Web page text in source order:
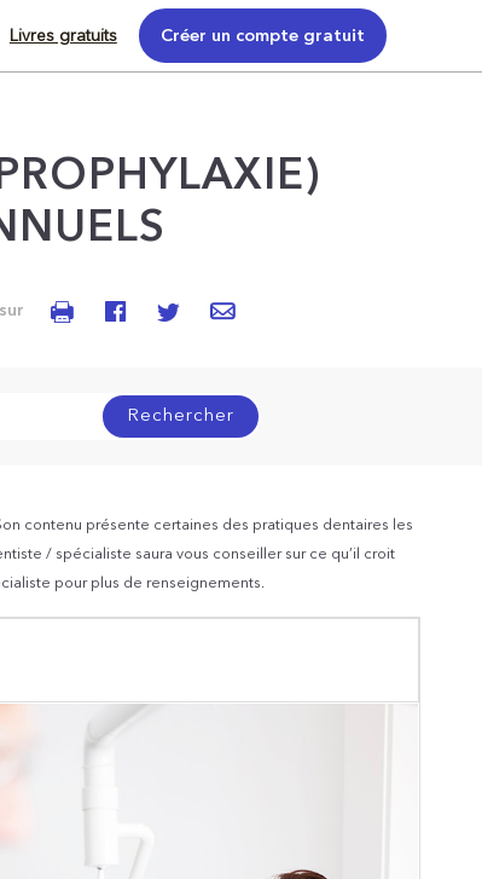
Livres gratuits Créer un compte gratuit
Rechercher
contenu présente certaines des pratiques dentaires les
/ spécialiste saura vous conseiller sur ce qu’il croit
pour plus de renseignements.